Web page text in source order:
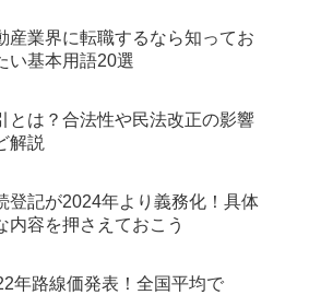
産業界に転職するなら知ってお
い基本用語20選
とは？合法性や民法改正の影響
解説
登記が2024年より義務化！具体
内容を押さえておこう
年路線価発表！全国平均で